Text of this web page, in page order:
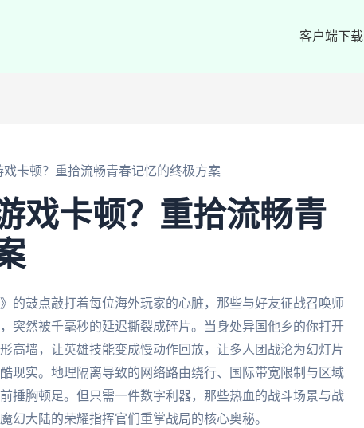
客户端下载
卡顿？重拾流畅青春记忆的终极方案
戏卡顿？重拾流畅青
的鼓点敲打着每位海外玩家的心脏，那些与好友征战召唤师
突然被千毫秒的延迟撕裂成碎片。当身处异国他乡的你打开
高墙，让英雄技能变成慢动作回放，让多人团战沦为幻灯片
实。地理隔离导致的网络路由绕行、国际带宽限制与区域
捶胸顿足。但只需一件数字利器，那些热血的战斗场景与战
幻大陆的荣耀指挥官们重掌战局的核心奥秘。